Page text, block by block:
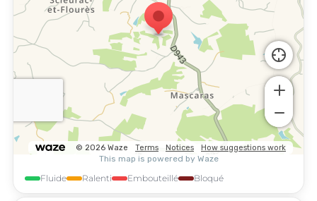
Fluide Ralenti Embouteillé Bloqué